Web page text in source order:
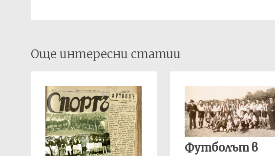
Post
navigation
Още интересни статии
Футболът в